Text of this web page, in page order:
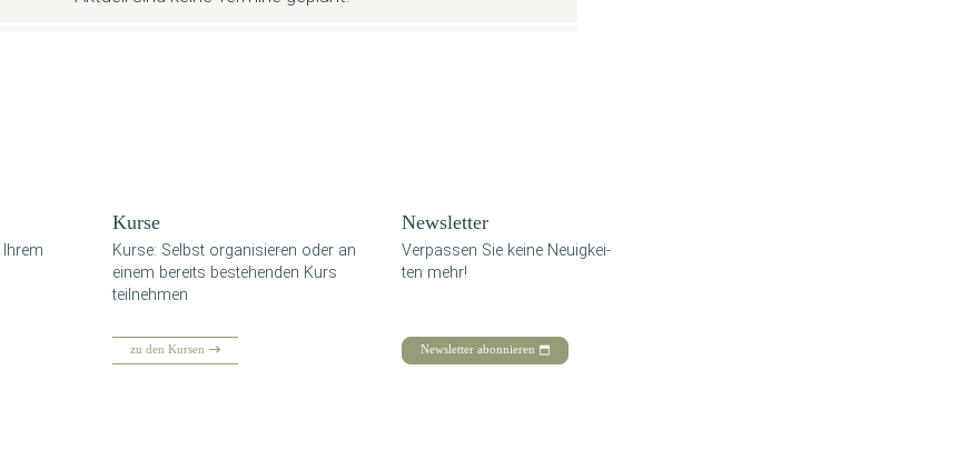
Kur­se
Kur­se: Selbst orga­ni­sie­ren oder an
einem bereits bestehen­den Kurs
teilnehmen
zu den Kursen
News­let­ter
Ver­pas­sen Sie kei­ne Neu­ig­kei­
ten mehr!
Newsletter abonnieren